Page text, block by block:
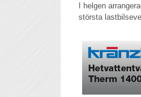
I helgen
största